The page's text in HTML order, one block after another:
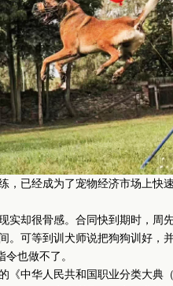
，已经成为了宠物经济市场上快
却很骨感。合同快到期时，周先
。可等到训犬师说把狗狗训好，
令也做不了。
中华人民共和国职业分类大典（